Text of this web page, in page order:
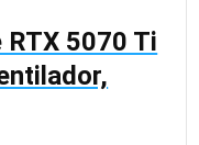
RTX 5070 Ti